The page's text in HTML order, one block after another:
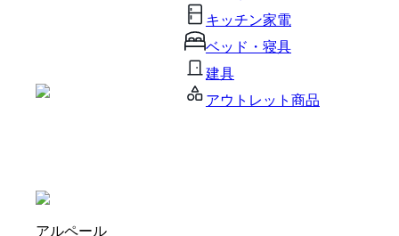
キッチン家電
ベッド・寝具
建具
アウトレット商品
アルペール